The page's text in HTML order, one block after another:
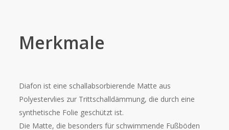
Merkmale
Diafon ist eine schallabsorbierende Matte aus
Polyestervlies zur Trittschalldämmung, die durch eine
synthetische Folie geschützt ist.
Die Matte, die besonders für schwimmende Fußböden